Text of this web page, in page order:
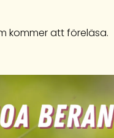
kommer att föreläsa.